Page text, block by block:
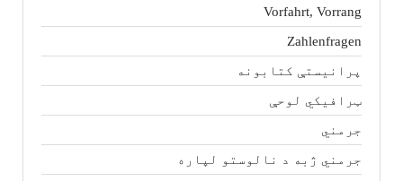
Vorfahrt, Vorrang
Zahlenfragen
پرانیستې کتابونه
ټرافیکي لوحې
جرمني
جرمني ژبه د نالوستو لپاره